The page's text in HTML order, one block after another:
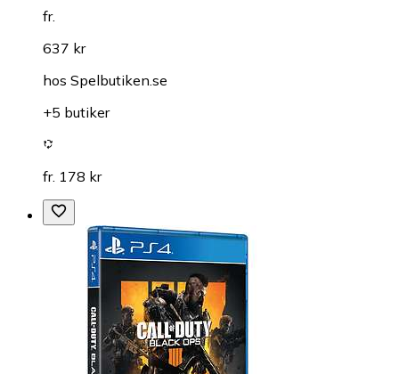
fr.
637 kr
hos Spelbutiken.se
+5 butiker
fr. 178 kr